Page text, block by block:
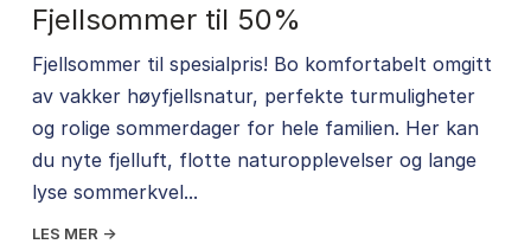
Fjellsommer til 50%
Fjellsommer til spesialpris! Bo komfortabelt omgitt
av vakker høyfjellsnatur, perfekte turmuligheter
og rolige sommerdager for hele familien. Her kan
du nyte fjelluft, flotte naturopplevelser og lange
lyse sommerkvel...
LES MER →